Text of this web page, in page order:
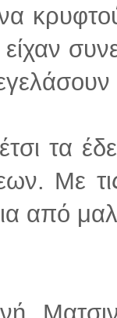
τα
Με
από